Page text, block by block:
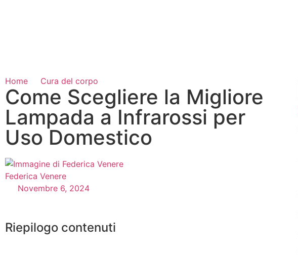
Home Cura del corpo
Come Scegliere la Migliore
Lampada a Infrarossi per
Uso Domestico
Federica Venere
Novembre 6, 2024
Riepilogo contenuti